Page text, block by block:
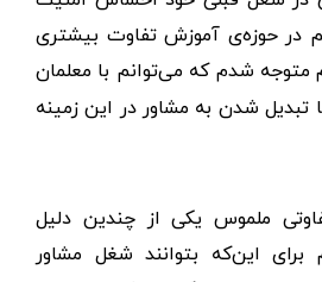
در حوزه‌ی آموزش تفاوت بیشتری
متوجه شدم که می‌توانم با معلمان
تبدیل شدن به مشاور در این زمینه
ملموس یکی از چندین دلیل
این‌که بتوانند شغل مشاور